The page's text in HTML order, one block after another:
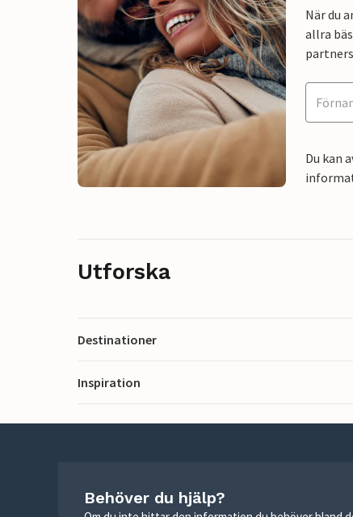
När du
allra
Du kan
Utforska
Destinationer
Inspiration
Behöver du hjälp?